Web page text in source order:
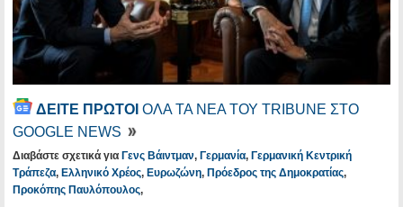
ΔΕΙΤΕ ΠΡΩΤΟΙ ΟΛΑ ΤΑ ΝΕΑ ΤΟΥ TRIBUNE ΣΤΟ
GOOGLE NEWS
Διαβάστε σχετικά για Γενς Βάιντμαν, Γερμανία, Γερμανική Κεντρική
Τράπεζα, Ελληνικό Χρέος, Ευρωζώνη, Πρόεδρος της Δημοκρατίας,
Προκόπης Παυλόπουλος,